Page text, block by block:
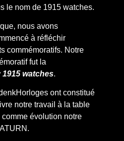
le nom de 1915 watches.
nous avons
à réfléchir
commémoratifs. Notre
fut la
watches.
ont constitué
notre travail à la table
évolution notre